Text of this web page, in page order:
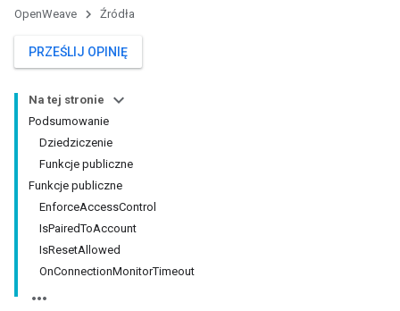
OpenWeave Źródła
PRZEŚLIJ OPINIĘ
Na tej stronie
Podsumowanie
Dziedziczenie
Funkcje publiczne
Funkcje publiczne
EnforceAccessControl
IsPairedToAccount
IsResetAllowed
OnConnectionMonitorTimeout